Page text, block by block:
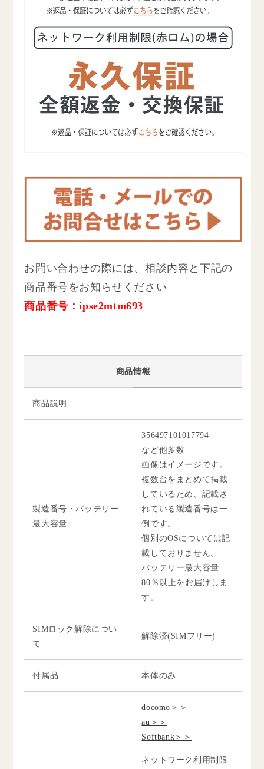
お問い合わせの際には、相談内容と下記の
商品番号をお知らせください
商品番号：ipse2mtm693
商品情報
商品説明 -
製造番号・バッテリー
最大容量
356497101017794
など他多数
画像はイメージです。
複数台をまとめて掲載
しているため、記載さ
れている製造番号は一
例です。
個別のOSについては記
載しておりません。
バッテリー最大容量
80％以上をお届けしま
す。
SIMロック解除につい
て
解除済(SIMフリー)
付属品 本体のみ
docomo＞＞
au＞＞
Softbank＞＞
ネットワーク利用制限